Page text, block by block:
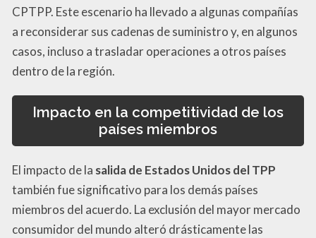
CPTPP. Este escenario ha llevado a algunas compañías
a reconsiderar sus cadenas de suministro y, en algunos
casos, incluso a trasladar operaciones a otros países
dentro de la región.
Impacto en la competitividad de los
países miembros
El impacto de la salida de Estados Unidos del TPP
también fue significativo para los demás países
miembros del acuerdo. La exclusión del mayor mercado
consumidor del mundo alteró drásticamente las